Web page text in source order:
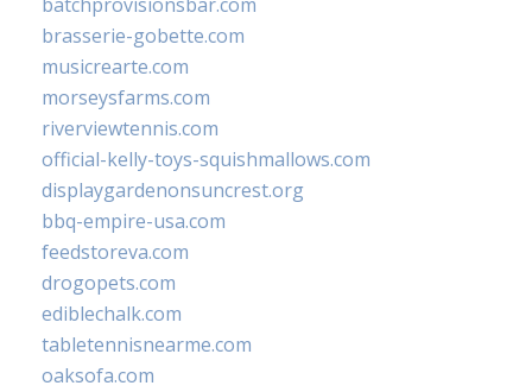
brasserie-gobette.com
musicrearte.com
morseysfarms.com
riverviewtennis.com
official-kelly-toys-squishmallows.com
displaygardenonsuncrest.org
bbq-empire-usa.com
feedstoreva.com
drogopets.com
ediblechalk.com
tabletennisnearme.com
oaksofa.com